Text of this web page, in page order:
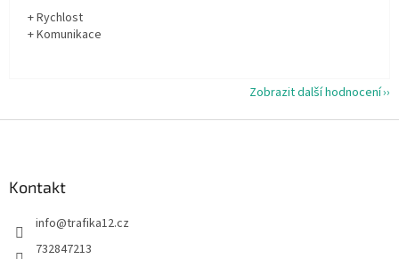
+ Rychlost
+ Komunikace
Zobrazit další hodnocení
Kontakt
info@trafika12.cz
732847213